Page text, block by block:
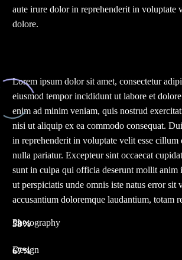
aute irure dolor in reprehenderit in voluptate
dolore.
Lorem ipsum dolor sit amet, consectetur
eiusmod tempor incididunt ut labore et
enim ad minim veniam, quis nostrud
nisi ut aliquip ex ea commodo consequat.
in reprehenderit in voluptate velit esse cillum
nulla pariatur. Excepteur sint occaecat
sunt in culpa qui officia deserunt mollit anim
ut perspiciatis unde omnis iste natus error sit
accusantium doloremque laudantium, totam
Photography
58%
Design
67%